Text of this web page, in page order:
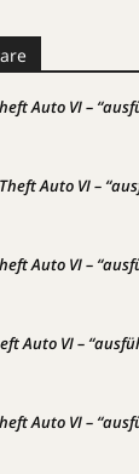
Auto VI –
Auto VI –
Auto VI –
Auto VI –
Auto VI –